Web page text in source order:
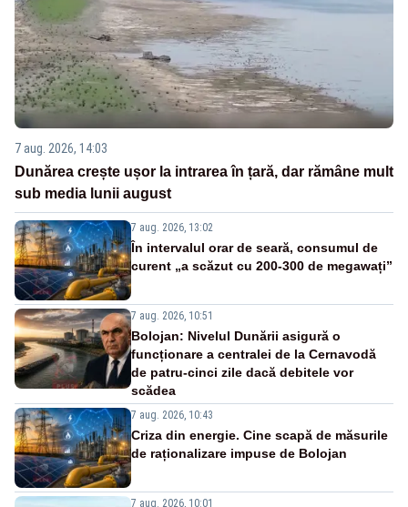
7 aug. 2026, 14:03
Dunărea crește ușor la intrarea în țară, dar rămâne mult
sub media lunii august
7 aug. 2026, 13:02
În intervalul orar de seară, consumul de
curent „a scăzut cu 200-300 de megawați”
7 aug. 2026, 10:51
Bolojan: Nivelul Dunării asigură o
funcționare a centralei de la Cernavodă
de patru-cinci zile dacă debitele vor
scădea
7 aug. 2026, 10:43
Criza din energie. Cine scapă de măsurile
de raționalizare impuse de Bolojan
7 aug. 2026, 10:01